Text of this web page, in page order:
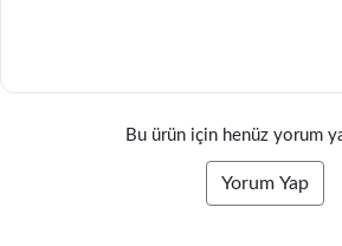
Bu ürün için henüz yorum
Yorum Yap